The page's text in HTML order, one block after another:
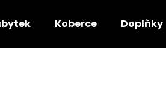
Koberce Doplňky